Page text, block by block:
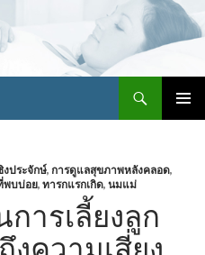
ประจักษ์, การดูแลสุขภาพหลังคลอด,
พบบ่อย, ทารกแรกเกิด, นมแม่
ารเลี้ยงลูก